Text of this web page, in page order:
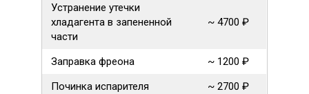
Устранение утечки
хладагента в запененной
части
~ 4700 ₽
Заправка фреона
~ 1200 ₽
Починка испарителя
~ 2700 ₽